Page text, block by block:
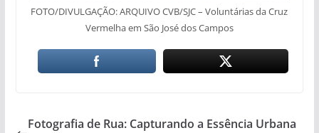
FOTO/DIVULGAÇÃO: ARQUIVO CVB/SJC – Voluntárias da Cruz
Vermelha em São José dos Campos
Fotografia de Rua: Capturando a Essência Urbana